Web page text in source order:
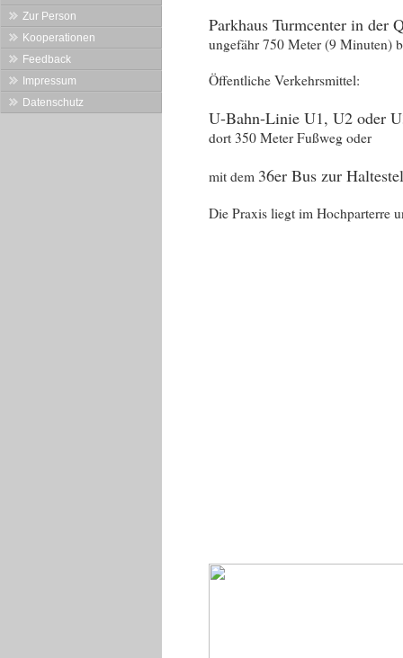
Zur Person
Kooperationen
Feedback
Impressum
Datenschutz
Parkhaus Turmcenter in der
ungefähr 750 Meter (9 Minuten)
Öffentliche Verkehrsmittel:
U-Bahn-Linie U1, U2 oder
dort 350 Meter Fußweg oder
mit dem 36er Bus zur
Die Praxis liegt im Hochparterre